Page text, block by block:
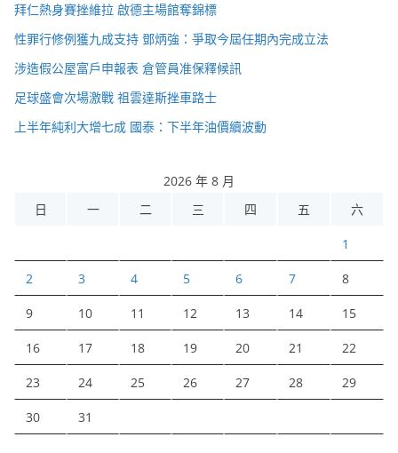
拜仁熱身賽挫維拉 啟德主場館奪錦標
性罪行修例獲九成支持 鄧炳強：爭取今屆任期內完成立法
涉造假公屋富戶申報表 倉管員准保釋候訊
足球盛會次場激戰 祖雲達斯挫車路士
上半年純利大增七成 國泰：下半年油價續波動
2026 年 8 月
日
一 二 三 四 五 六
1
2 3 4 5 6 7 8
9 10 11 12 13 14 15
16 17 18 19 20 21 22
23 24 25 26 27 28 29
30 31